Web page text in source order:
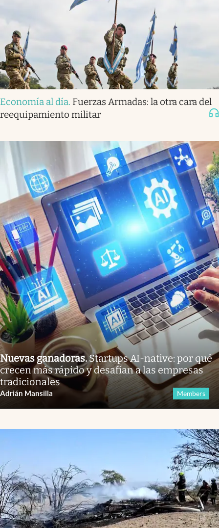
Economía al día. Fuerzas Armadas: la otra cara del
reequipamiento militar
Nuevas ganadoras.Startups AI-native: por qué
crecen más rápido y desafían a las empresas
tradicionales
Adrián Mansilla Members